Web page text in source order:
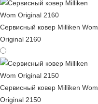
Сервисный ковер Milliken Wom
Original 2160
Сервисный ковер Milliken Wom
Original 2150